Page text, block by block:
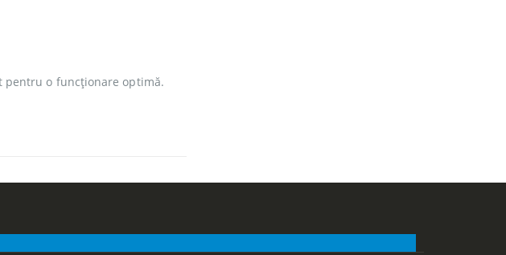
pentru o funcționare optimă.